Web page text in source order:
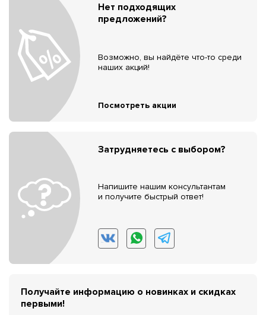
Нет подходящих
предложений?
Возможно, вы найдёте что-то среди
наших акций!
Посмотреть акции
Затрудняетесь с выбором?
Напишите нашим консультантам
и получите быстрый ответ!
Получайте информацию о новинках и скидках
первыми!